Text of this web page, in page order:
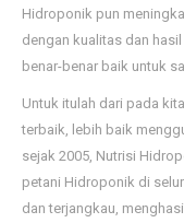
Hidroponik pun
dengan kualitas dan
benar-benar baik untuk
Untuk itulah dari pada
terbaik, lebih baik
sejak 2005, Nutrisi
petani Hidroponik di
dan terjangkau,